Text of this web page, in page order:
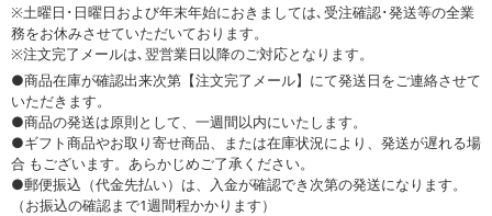
※土曜日･日曜日および年末年始におきましては､受注確認･発送等の全業
務をお休みさせていただいております。
※注文完了メールは､翌営業日以降のご対応となります。
●商品在庫が確認出来次第【注文完了メール】にて発送日をご連絡させて
いただきます。
●商品の発送は原則として、一週間以内にいたします。
●ギフト商品やお取り寄せ商品、または在庫状況により、発送が遅れる場
合 もございます。あらかじめご了承ください。
●郵便振込（代金先払い）は、入金が確認でき次第の発送になります。
（お振込の確認まで1週間程かかります）